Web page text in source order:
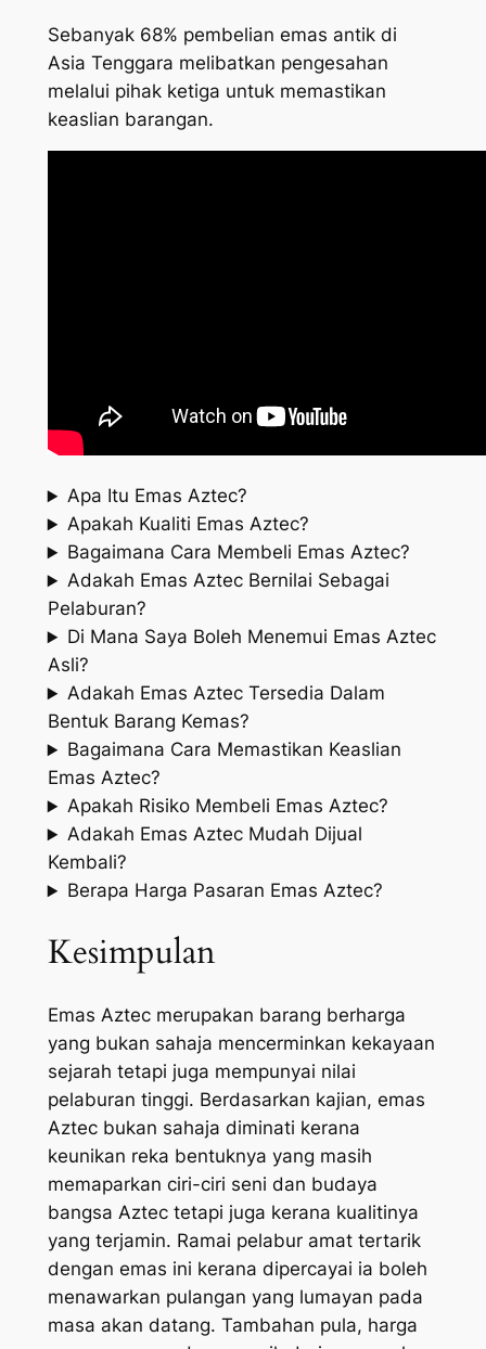
Sebanyak 68% pembelian emas antik di
Asia Tenggara melibatkan pengesahan
melalui pihak ketiga untuk memastikan
keaslian barangan.
Apa Itu Emas Aztec?
Apakah Kualiti Emas Aztec?
Bagaimana Cara Membeli Emas Aztec?
Adakah Emas Aztec Bernilai Sebagai
Pelaburan?
Di Mana Saya Boleh Menemui Emas Aztec
Asli?
Adakah Emas Aztec Tersedia Dalam
Bentuk Barang Kemas?
Bagaimana Cara Memastikan Keaslian
Emas Aztec?
Apakah Risiko Membeli Emas Aztec?
Adakah Emas Aztec Mudah Dijual
Kembali?
Berapa Harga Pasaran Emas Aztec?
Kesimpulan
Emas Aztec merupakan barang berharga
yang bukan sahaja mencerminkan kekayaan
sejarah tetapi juga mempunyai nilai
pelaburan tinggi. Berdasarkan kajian, emas
Aztec bukan sahaja diminati kerana
keunikan reka bentuknya yang masih
memaparkan ciri-ciri seni dan budaya
bangsa Aztec tetapi juga kerana kualitinya
yang terjamin. Ramai pelabur amat tertarik
dengan emas ini kerana dipercayai ia boleh
menawarkan pulangan yang lumayan pada
masa akan datang. Tambahan pula, harga